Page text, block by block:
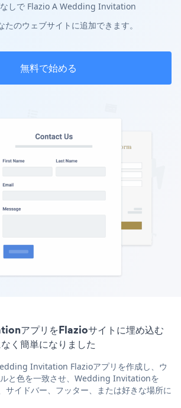
しで Flazio A Wedding Invitation
のウェブサイトに追加できます。
無料で始める
アプリをFlazioサイトに埋め込む
く簡単になりました
Invitation Flazioアプリを作成し、ウ
ルと色を一致させ、Wedding Invitationを
サイドバー、フッター、または好きな場所に